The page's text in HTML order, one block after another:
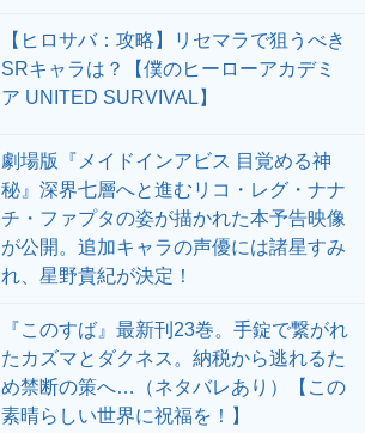
【ヒロサバ：攻略】リセマラで狙うべき
SRキャラは？【僕のヒーローアカデミ
ア UNITED SURVIVAL】
劇場版『メイドインアビス 目覚める神
秘』深界七層へと進むリコ・レグ・ナナ
チ・ファプタの姿が描かれた本予告映像
が公開。追加キャラの声優には諸星すみ
れ、星野貴紀が決定！
『このすば』最新刊23巻。手錠で繋がれ
たカズマとダクネス。納税から逃れるた
め禁断の策へ…（ネタバレあり）【この
素晴らしい世界に祝福を！】